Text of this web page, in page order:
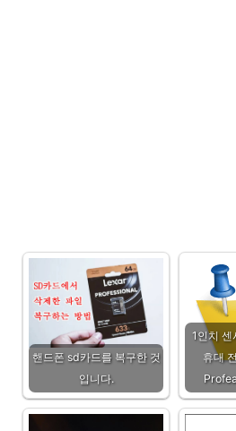
핸드폰 sd카드를 복구한 것
입니다.
1인치
휴대